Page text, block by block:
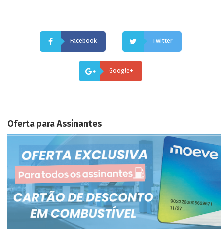
Facebook Twitter
Google+
Oferta para Assinantes